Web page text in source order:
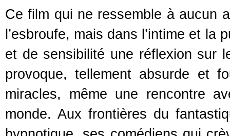
Ce film qui ne ressemble à aucun
l’esbroufe, mais dans l’intime et la
et de sensibilité une réflexion sur
provoque, tellement absurde et
miracles, même une rencontre
monde. Aux frontières du